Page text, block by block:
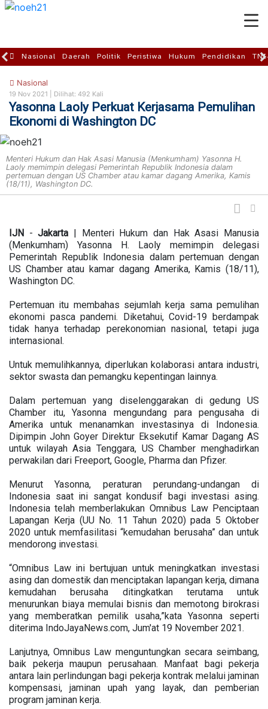
Nasional Daerah Politik Peristiwa Hukum Pendidikan
Nasional
19 Nov 2021 | Dilihat: 492 Kali
Yasonna Laoly Perkuat Kerjasama Pemulihan
Ekonomi di Washington DC
Menteri Hukum dan Hak Asasi Manusia (Menkumham) Yasonna H.
Laoly memimpin delegasi Pemerintah Republik Indonesia dalam
pertemuan dengan US Chamber atau kamar dagang Amerika, Kamis
(18/11), Washington DC.
IJN -Jakarta | Menteri Hukum dan Hak Asasi Manusia
(Menkumham) Yasonna H. Laoly memimpin delegasi
Pemerintah Republik Indonesia dalam pertemuan dengan
US Chamber atau kamar dagang Amerika, Kamis (18/11),
Washington DC.
Pertemuan itu membahas sejumlah kerja sama pemulihan
ekonomi pasca pandemi. Diketahui, Covid-19 berdampak
tidak hanya terhadap perekonomian nasional, tetapi juga
internasional.
Untuk memulihkannya, diperlukan kolaborasi antara industri,
sektor swasta dan pemangku kepentingan lainnya.
Dalam pertemuan yang diselenggarakan di gedung US
Chamber itu, Yasonna mengundang para pengusaha di
Amerika untuk menanamkan investasinya di Indonesia.
Dipimpin John Goyer Direktur Eksekutif Kamar Dagang AS
untuk wilayah Asia Tenggara, US Chamber menghadirkan
perwakilan dari Freeport, Google, Pharma dan Pfizer.
Menurut Yasonna, peraturan perundang-undangan di
Indonesia saat ini sangat kondusif bagi investasi asing.
Indonesia telah memberlakukan Omnibus Law Penciptaan
Lapangan Kerja (UU No. 11 Tahun 2020) pada 5 Oktober
2020 untuk memfasilitasi “kemudahan berusaha” dan untuk
mendorong investasi.
“Omnibus Law ini bertujuan untuk meningkatkan investasi
asing dan domestik dan menciptakan lapangan kerja, dimana
kemudahan berusaha ditingkatkan terutama untuk
menurunkan biaya memulai bisnis dan memotong birokrasi
yang memberatkan pemilik usaha,”kata Yasonna seperti
diterima IndoJayaNews.com, Jum'at 19 November 2021.
Lanjutnya, Omnibus Law menguntungkan secara seimbang,
baik pekerja maupun perusahaan. Manfaat bagi pekerja
antara lain perlindungan bagi pekerja kontrak melalui jaminan
kompensasi, jaminan upah yang layak, dan pemberian
program jaminan kerja.